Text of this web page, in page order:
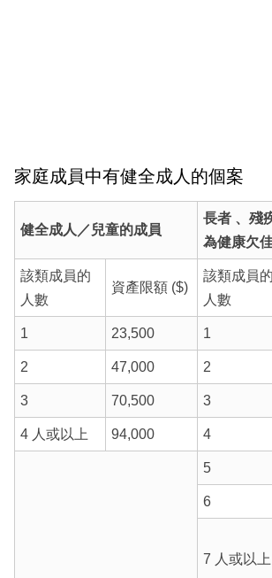
家庭成員中有健全成人的個案
健全成人／兒童的成員
長者 、殘
為健康欠
該類成員的
人數
資產限額 ($)
該類成員的
人數
1 23,500 1
2 47,000 2
3 70,500 3
4 人或以上 94,000 4
5
6
7 人或以上